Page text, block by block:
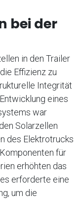
bei der
in den Trailer
Effizienz zu
Integrität
eines
war
Solarzellen
des Elektrotrucks
für
erhöhten das
erforderte eine
um die